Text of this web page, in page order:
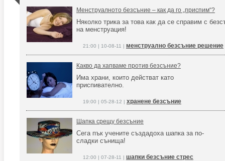
Менструалното безсъние – как да го „приспим“?
Няколко трика за това как да се справим с
на менструация!
21:00 | 10-08-11 | менструално безсъние решение
Какво да хапваме против безсъние?
Има храни, които действат като
приспивателно.
19:00 | 05-28-12 | хранене безсъние
Шапка срещу безсъние
Сега пък учените създадоха шапка за по-
сладки сънища!
12:00 | 07-28-11 | шапки безсъние стрес